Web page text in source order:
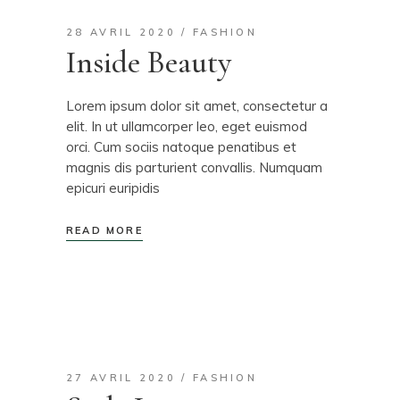
28 AVRIL 2020 FASHION
Inside Beauty
Lorem ipsum dolor sit amet, consectetur a
elit. In ut ullamcorper leo, eget euismod
orci. Cum sociis natoque penatibus et
magnis dis parturient convallis. Numquam
epicuri euripidis
READ MORE
27 AVRIL 2020 FASHION